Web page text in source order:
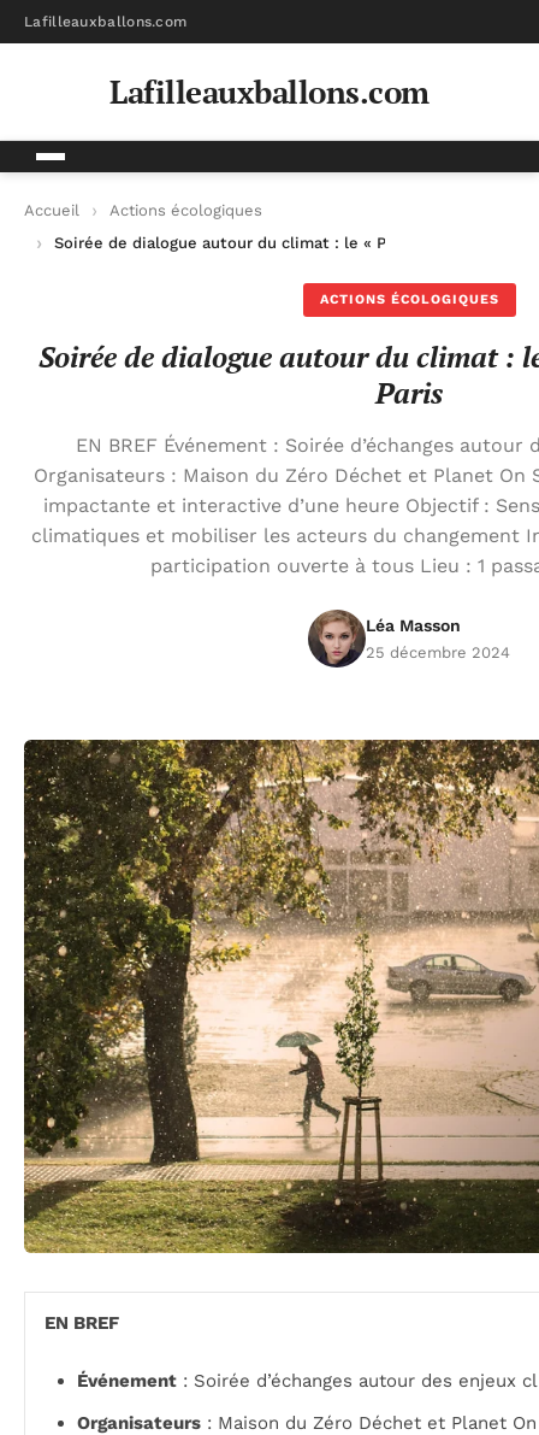
Lafilleauxballons.com
Lafilleauxballons.com
Accueil
Actions écologiques
Soirée de dialogue autour du climat : le « Pitch Climat » à Paris
ACTIONS ÉCOLOGIQUES
Soirée de dialogue autour du climat :
Paris
EN BREF Événement : Soirée d’échanges
Organisateurs : Maison du Zéro Déchet et Planet On
impactante et interactive d’une heure Objectif :
climatiques et mobiliser les acteurs du changement
participation ouverte à tous Lieu : 1
Léa Masson
25 décembre 2024
EN BREF
Événement : Soirée d’échanges autour des enjeux
Organisateurs : Maison du Zéro Déchet et Planet